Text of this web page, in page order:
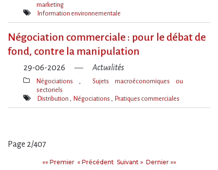
Thèmes(s)
marketing
Mot(s)-
Information environnementale
Négociation commerciale : pour le débat de
fond, contre la manipulation
29-06-2026 Actualités
Thèmes(s)
Négociations
Sujets macroéconomiques ou
sectoriels
Mot(s)-
Distribution Négociations Pratiques commerciales
Page 2/407
«« PremierPremier
« PrécédentPrécédent
Suivant
Suivant » Dernier
Dernier »»